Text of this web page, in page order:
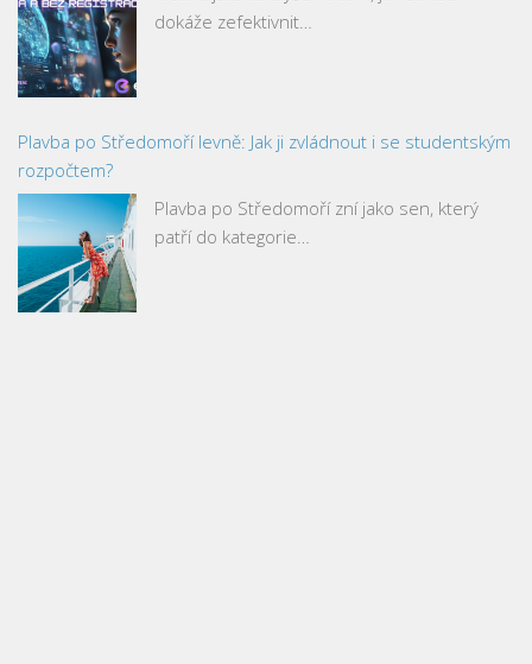
dokáže zefektivnit…
Plavba po Středomoří levně: Jak ji zvládnout i se studentským
rozpočtem?
Plavba po Středomoří zní jako sen, který
patří do kategorie…